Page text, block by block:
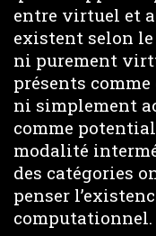
entre virtuel et
existent selon le
ni purement
présents
ni simplement
comme
modalité
des catégories
penser
computationnel.